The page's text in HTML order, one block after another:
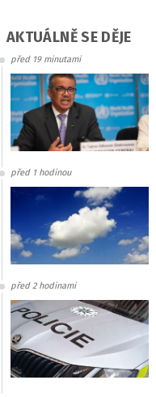
AKTUÁLNĚ SE DĚJE
před 19 minutami
před 1 hodinou
před 2 hodinami